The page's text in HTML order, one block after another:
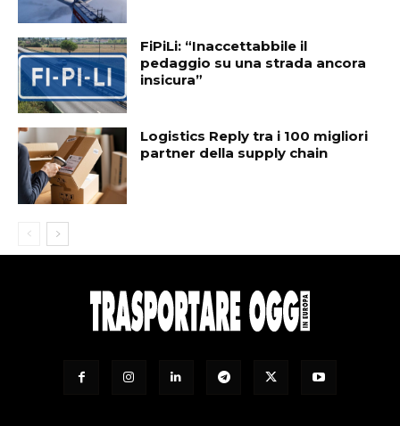
FiPiLi: “Inaccettabbile il
pedaggio su una strada ancora
insicura”
Logistics Reply tra i 100 migliori
partner della supply chain